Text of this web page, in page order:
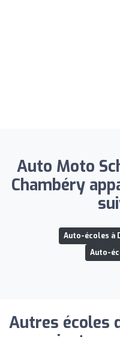
Auto Moto
Chambéry
Auto-écoles à
Auto-
Autres écoles